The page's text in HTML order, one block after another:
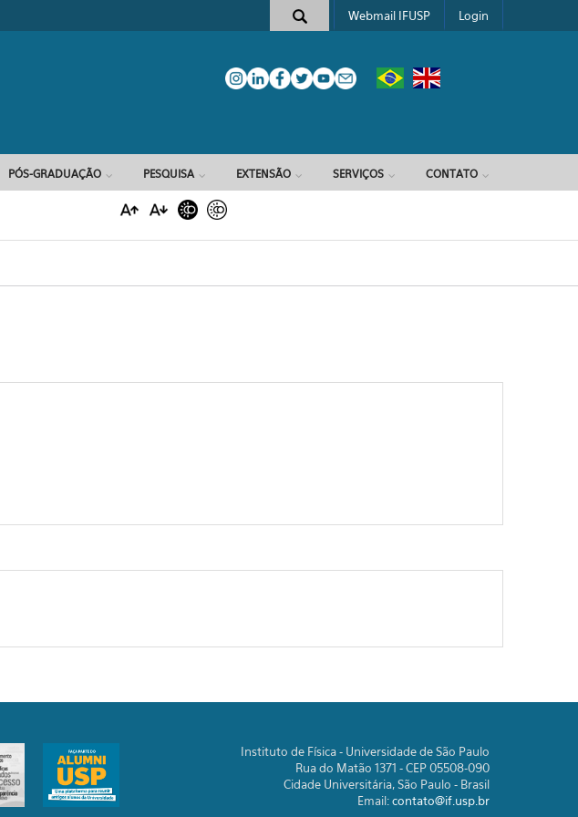
Formulário de busca
Webmail IFUSP Login
PÓS-GRADUAÇÃO PESQUISA EXTENSÃO SERVIÇOS CONTATO
Instituto de Física - Universidade de São Paulo
Rua do Matão 1371 - CEP 05508-090
Cidade Universitária, São Paulo - Brasil
Email:contato@if.usp.br